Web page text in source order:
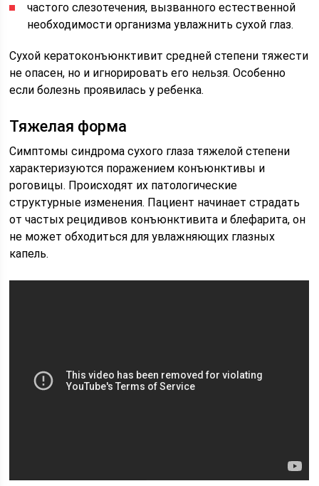
частого слезотечения, вызванного естественной
необходимости организма увлажнить сухой глаз.
Сухой кератоконъюнктивит средней степени тяжести
не опасен, но и игнорировать его нельзя. Особенно
если болезнь проявилась у ребенка.
Тяжелая форма
Симптомы синдрома сухого глаза тяжелой степени
характеризуются поражением конъюнктивы и
роговицы. Происходят их патологические
структурные изменения. Пациент начинает страдать
от частых рецидивов конъюнктивита и блефарита, он
не может обходиться для увлажняющих глазных
капель.